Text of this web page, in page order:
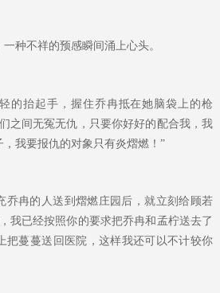
种不祥的预感瞬间涌上心头。
的抬起手，握住乔冉抵在她脑袋上的枪
之间无冤无仇，只要你好好的配合我，我
我要报仇的对象只有炎熠燃！”
乔冉的人送到熠燃庄园后，就立刻给顾若
我已经按照你的要求把乔冉和孟柠送去了
把蔓蔓送回医院，这样我还可以不计较你